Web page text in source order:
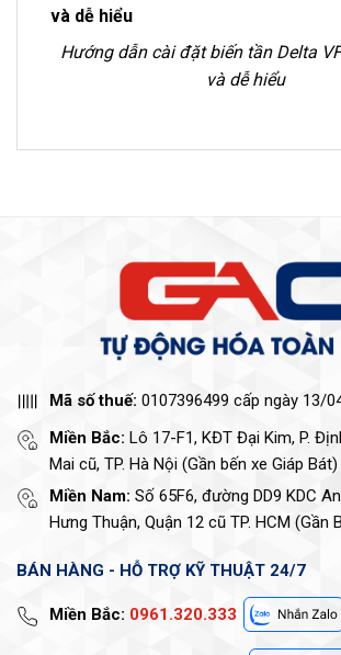
và dễ hiểu
Hướng dẫn cài đặt biến tần Delta
và dễ hiểu
Mã số thuế: 0107396499 cấp ngày 13/
Miền Bắc: Lô 17-F1, KĐT Đại Kim, P.
Mai cũ, TP. Hà Nội (Gần bến xe Giáp Bát)
Miền Nam: Số 65F6, đường DD9 KDC
Hưng Thuận, Quận 12 cũ TP. HCM (Gần
BÁN HÀNG - HỖ TRỢ KỸ THUẬT 24/7
Miền Bắc: 0961.320.333